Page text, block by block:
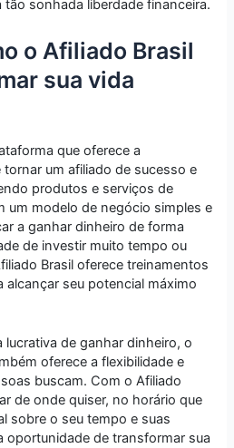
tão sonhada liberdade financeira.
o Afiliado Brasil
sua vida
que oferece a
um afiliado de sucesso e
produtos e serviços de
um modelo de negócio simples e
a ganhar dinheiro de forma
de investir muito tempo ou
Brasil oferece treinamentos
alcançar seu potencial máximo
lucrativa de ganhar dinheiro, o
oferece a flexibilidade e
buscam. Com o Afiliado
de onde quiser, no horário que
sobre o seu tempo e suas
oportunidade de transformar sua